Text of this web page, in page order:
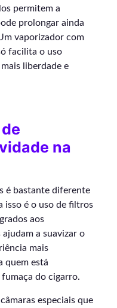
permitem a
prolongar ainda
vaporizador com
facilita o uso
liberdade e
na
é bastante diferente
isso é o uso de filtros
aos
a suavizar o
mais
quem está
do cigarro.
especiais que